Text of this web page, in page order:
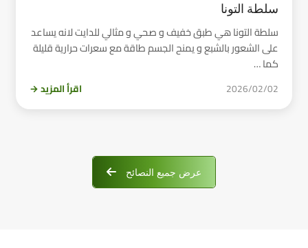
سلطة التونا
سلطة التونا هي طبق خفيف و صحي و مثالي للدايت لانه يساعد
على الشعور بالشبع و يمنح الجسم طاقة مع سعرات حرارية قليلة
كما …
2026/02/02 اقرأ المزيد →
عرض جميع النصائح